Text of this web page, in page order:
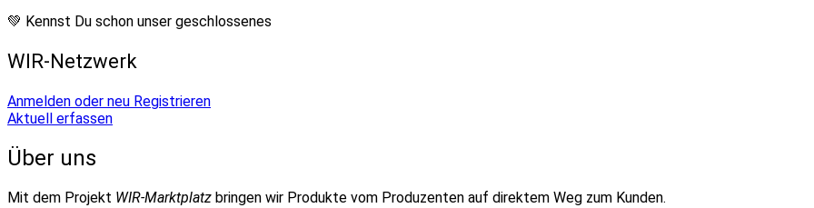
💚 Kennst Du schon unser geschlossenes
WIR-Netzwerk
Anmelden oder neu Registrieren
Aktuell erfassen
Über uns
Mit dem Projekt WIR-Marktplatz bringen wir Produkte vom Produzenten auf direktem Weg zum Kunden.